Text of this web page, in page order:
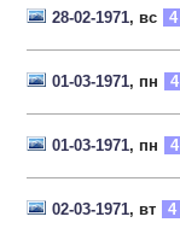
28-02-1971, вс 4
01-03-1971, пн 4
01-03-1971, пн 4
02-03-1971, вт 4